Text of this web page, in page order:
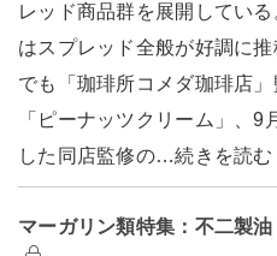
レッド商品群を展開してい
はスプレッド全般が好調に推
でも「珈琲所コメダ珈琲店
「ピーナッツクリーム」、9
した同店監修の…続きを読む
マーガリン類特集：不二製